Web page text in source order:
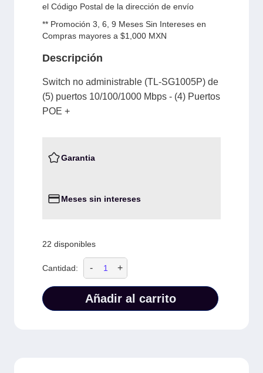
el Código Postal de la dirección de envío
** Promoción 3, 6, 9 Meses Sin Intereses en
Compras mayores a $1,000 MXN
Descripción
Switch no administrable (TL-SG1005P) de
(5) puertos 10/100/1000 Mbps - (4) Puertos
POE +
Garantia
Meses sin intereses
22 disponibles
Cantidad: - +
Añadir al carrito